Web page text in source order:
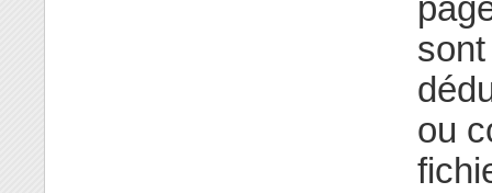
ou